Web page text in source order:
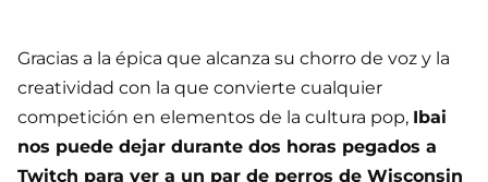
Gracias a la épica que alcanza su chorro de voz y la
creatividad con la que convierte cualquier
competición en elementos de la cultura pop, Ibai
nos puede dejar durante dos horas pegados a
Twitch para ver a un par de perros de Wisconsin